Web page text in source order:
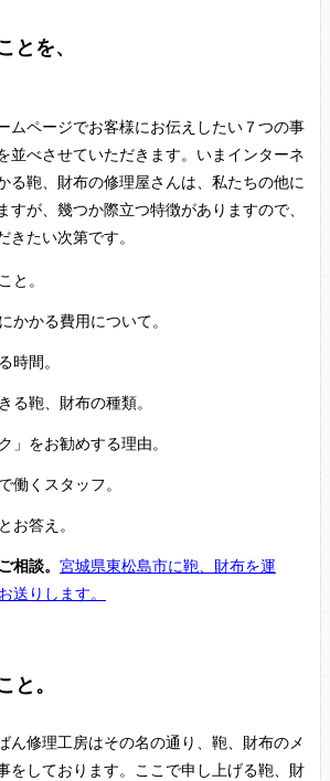
とを、
ムページでお客様にお伝えしたい７つの事
並べさせていただきます。いまインターネ
る鞄、財布の修理屋さんは、私たちの他に
すが、幾つか際立つ特徴がありますので、
きたい次第です。
と。
かかる費用について。
時間。
る鞄、財布の種類。
」をお勧めする理由。
働くスタッフ。
お答え。
相談。 宮城県東松島市に鞄、財布を運
送りします。
と。
ん修理工房はその名の通り、鞄、財布のメ
をしております。ここで申し上げる鞄、財